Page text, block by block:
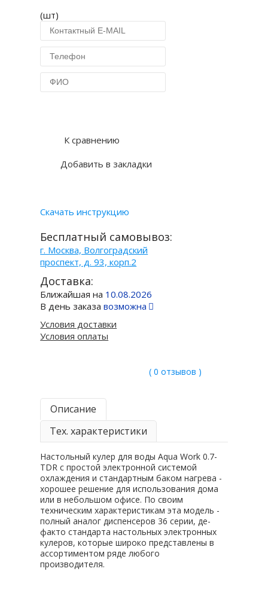
(шт)
К сравнению
Добавить в закладки
Скачать инструкцию
Бесплатный самовывоз:
г. Москва, Волгоградский
проспект, д. 93, корп.2
Доставка:
Ближайшая на 10.08.2026
В день заказавозможна
Условия доставки
Условия оплаты
( 0 отзывов )
Описание
Тех. характеристики
Настольный кулер для воды Aqua Work 0.7-
TDR c простой электронной системой
охлаждения и стандартным баком нагрева -
хорошее решение для использования дома
или в небольшом офисе. По своим
техническим характеристикам эта модель -
полный аналог диспенсеров 36 серии, де-
факто стандарта настольных электронных
кулеров, которые широко представлены в
ассортиментом ряде любого
производителя.